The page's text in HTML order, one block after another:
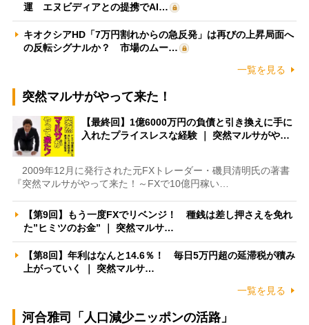
運 エヌビディアとの提携でAI…
キオクシアHD「7万円割れからの急反発」は再びの上昇局面へ
の反転シグナルか？ 市場のムー…
一覧を見る
突然マルサがやって来た！
【最終回】1億6000万円の負債と引き換えに手に
入れたプライスレスな経験 ｜ 突然マルサがや…
2009年12月に発行された元FXトレーダー・磯貝清明氏の著書
『突然マルサがやって来た！～FXで10億円稼い…
【第9回】もう一度FXでリベンジ！ 種銭は差し押さえを免れ
た”ヒミツのお金” ｜ 突然マルサ…
【第8回】年利はなんと14.6％！ 毎日5万円超の延滞税が積み
上がっていく ｜ 突然マルサ…
一覧を見る
河合雅司「人口減少ニッポンの活路」